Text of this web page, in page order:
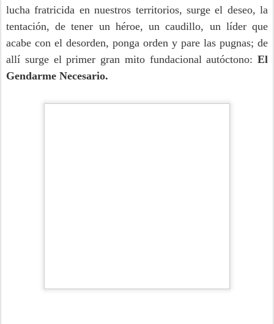
lucha fratricida en nuestros territorios, surge el deseo, la
tentación, de tener un héroe, un caudillo, un líder que
acabe con el desorden, ponga orden y pare las pugnas; de
allí surge el primer gran mito fundacional autóctono: El
Gendarme Necesario.